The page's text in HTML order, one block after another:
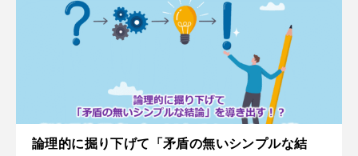
論理的に掘り下げて「矛盾の無いシンプルな結